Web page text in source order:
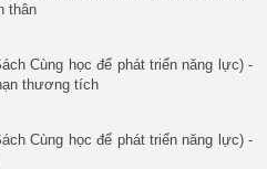
thân
Cùng học để phát triển năng lực) -
thương tích
Cùng học để phát triển năng lực) -